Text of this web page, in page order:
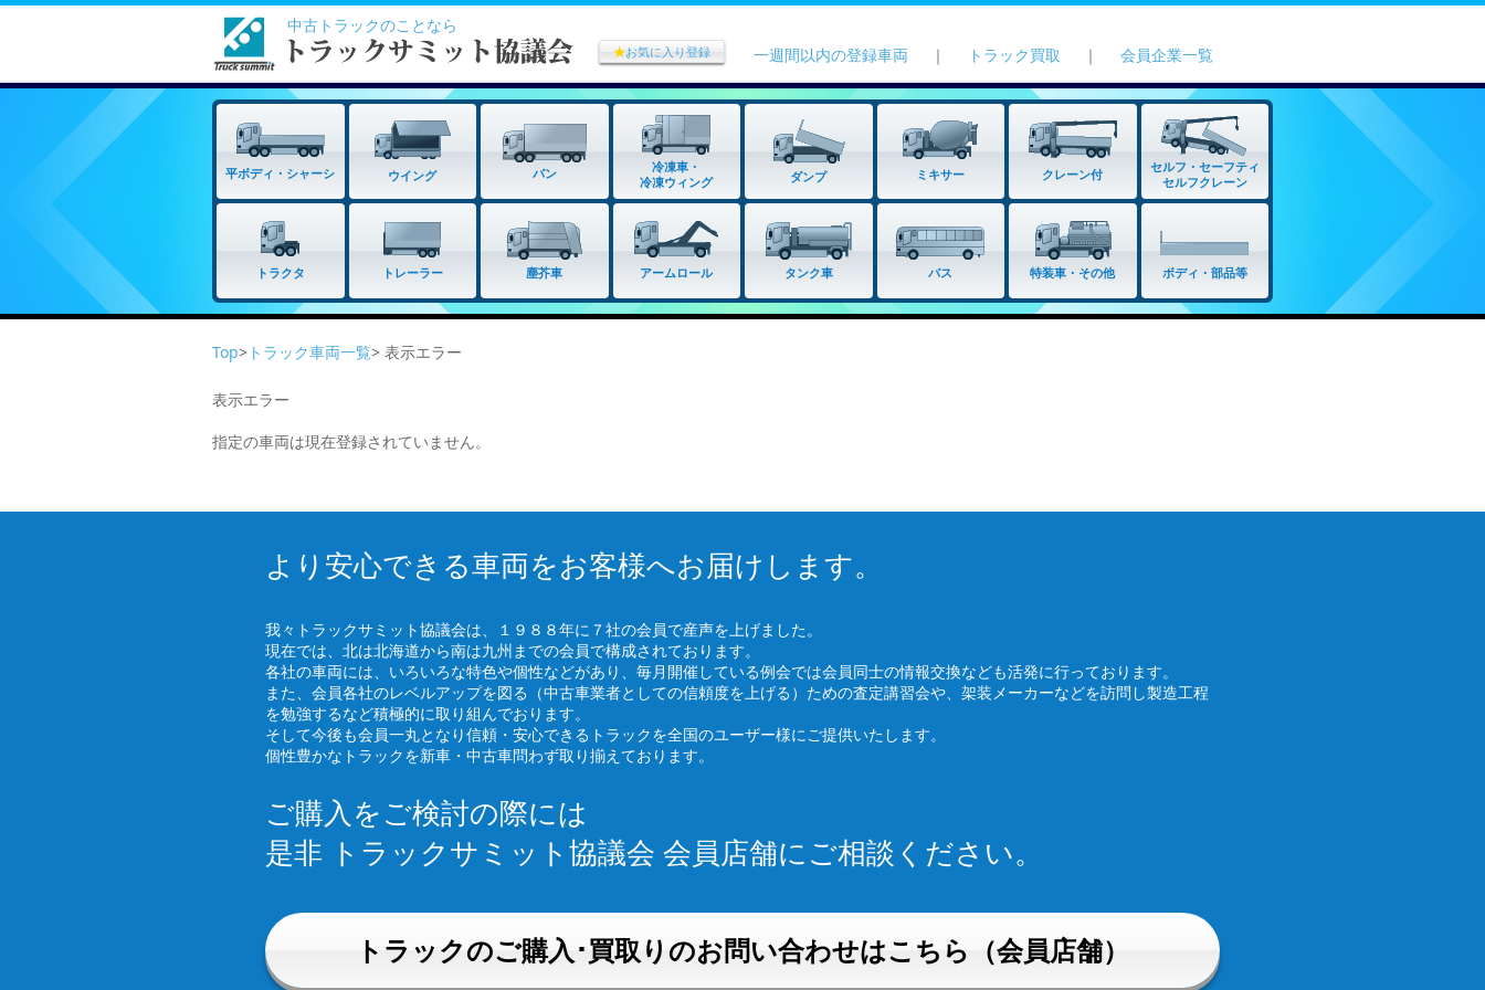
中古トラックのことなら
★お気に入り登録 一週間以内の登録車両 ｜ トラック買取 ｜ 会員企業一覧
平ボディ・シャーシ ウイング バン
冷凍車・
冷凍ウィング
ダンプ ミキサー クレーン付
セルフ・セーフティ
セルフクレーン
トラクタ トレーラー 塵芥車 アームロール タンク車 バス 特装車・その他 ボディ・部品等
Top> トラック車両一覧> 表示エラー
表示エラー
指定の車両は現在登録されていません。
より安心できる車両をお客様へお届けします。
我々トラックサミット協議会は、１９８８年に７社の会員で産声を上げました。
現在では、北は北海道から南は九州までの会員で構成されております。
各社の車両には、いろいろな特色や個性などがあり、毎月開催している例会では会員同士の情報交換なども活発に行っております。
また、会員各社のレベルアップを図る（中古車業者としての信頼度を上げる）ための査定講習会や、架装メーカーなどを訪問し製造工程
を勉強するなど積極的に取り組んでおります。
そして今後も会員一丸となり信頼・安心できるトラックを全国のユーザー様にご提供いたします。
個性豊かなトラックを新車・中古車問わず取り揃えております。
ご購入をご検討の際には
是非 トラックサミット協議会 会員店舗にご相談ください。
トラックのご購入･買取りのお問い合わせはこちら（会員店舗）